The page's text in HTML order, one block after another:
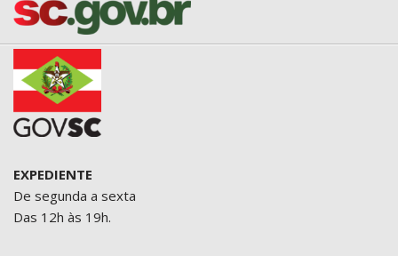
EXPEDIENTE
De segunda a sexta
Das 12h às 19h.